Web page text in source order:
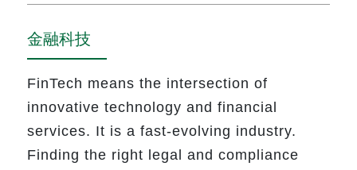
金融科技
FinTech means the intersection of
innovative technology and financial
services. It is a fast-evolving industry.
Finding the right legal and compliance